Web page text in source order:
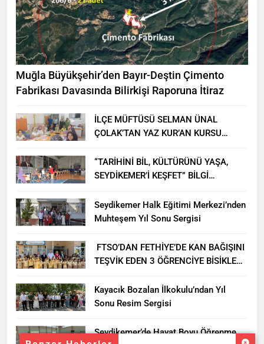
Muğla Büyükşehir’den Bayır-Deştin Çimento
Fabrikası Davasında Bilirkişi Raporuna İtiraz
İLÇE MÜFTÜSÜ SELMAN ÜNAL
ÇOLAK’TAN YAZ KUR’AN KURSU
“TARİHİNİ BİL, KÜLTÜRÜNÜ YAŞA,
SEYDİKEMER’İ KEŞFET” BİLGİ
Seydikemer Halk Eğitimi Merkezi’nden
Muhteşem Yıl Sonu Sergisi
FTSO’DAN FETHİYE’DE KAN BAĞIŞINI
TEŞVİK EDEN 3 ÖĞRENCİYE BİSİKLET
Kayacık Bozalan İlkokulu’ndan Yıl
Sonu Resim Sergisi
Seydikemer’de Hayat Boyu Öğrenme